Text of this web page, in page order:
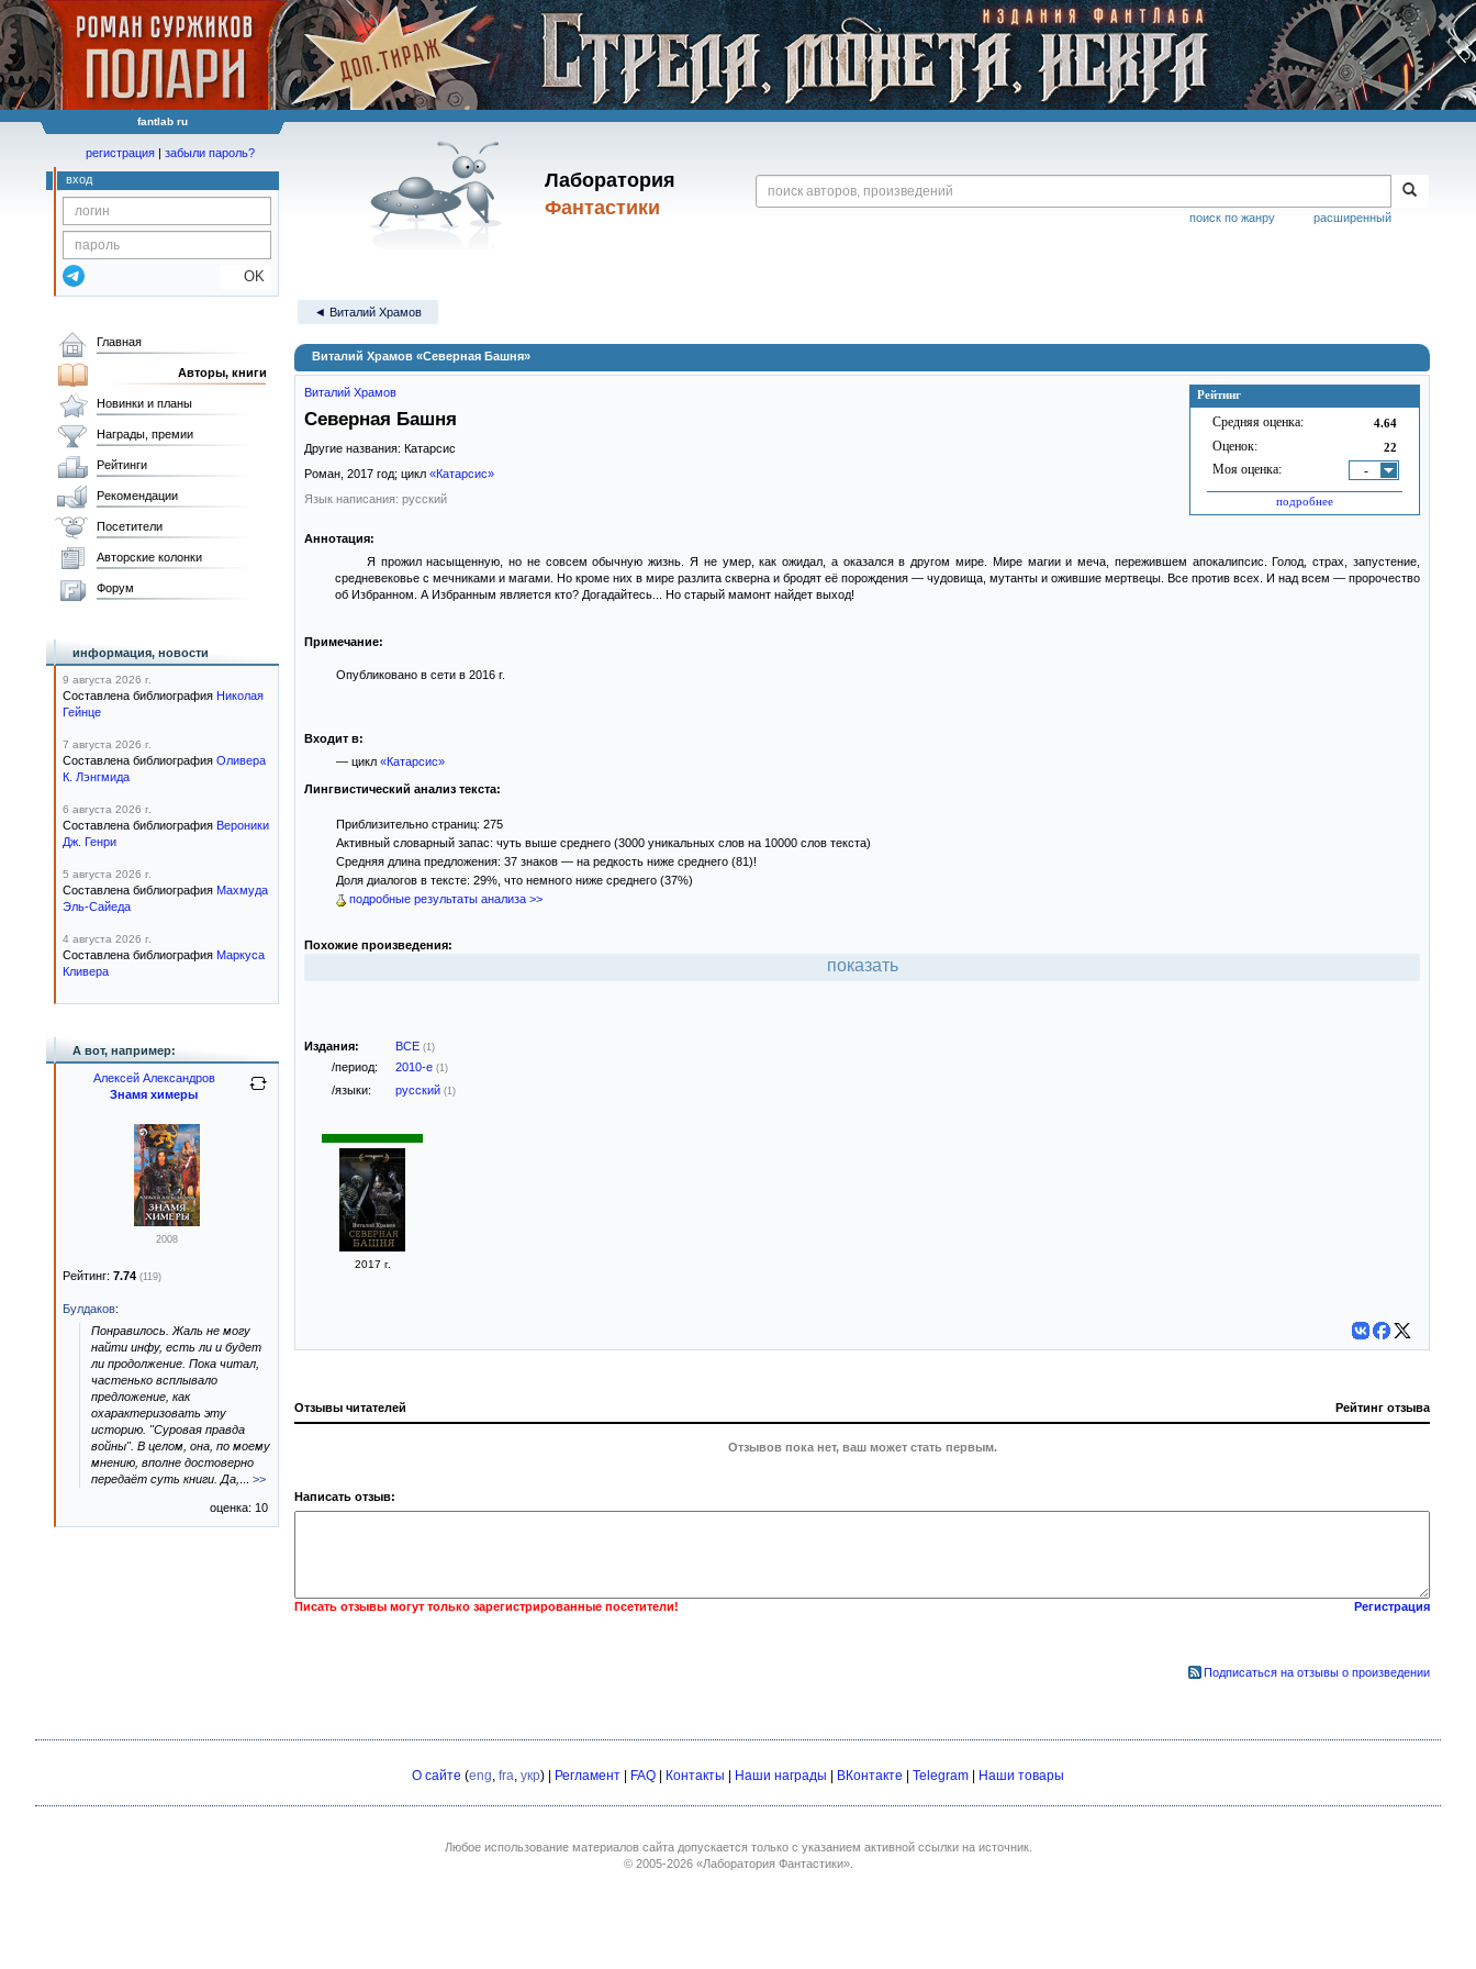
fantlab ru
Лаборатория
Фантастики
расширенный
поиск по жанру
регистрация | забыли пароль?
вход
OK
◄ Виталий Храмов
Виталий Храмов «Северная Башня»
Рейтинг
Средняя оценка: 4.64
Оценок: 22
Моя оценка: -
подробнее
Виталий Храмов
Северная Башня
Другие названия: Катарсис
Роман, 2017 год; цикл «Катарсис»
Язык написания: русский
Аннотация:
Я прожил насыщенную, но не совсем обычную жизнь. Я не умер, как ожидал, а оказался в другом мире. Мире магии и меча, пережившем апокалипсис. Голод, страх, запустение,
средневековье с мечниками и магами. Но кроме них в мире разлита скверна и бродят её порождения — чудовища, мутанты и ожившие мертвецы. Все против всех. И над всем — пророчество
об Избранном. А Избранным является кто? Догадайтесь... Но старый мамонт найдет выход!
Примечание:
Опубликовано в сети в 2016 г.
Входит в:
— цикл «Катарсис»
Лингвистический анализ текста:
Приблизительно страниц: 275
Активный словарный запас: чуть выше среднего (3000 уникальных слов на 10000 слов текста)
Средняя длина предложения: 37 знаков — на редкость ниже среднего (81)!
Доля диалогов в тексте: 29%, что немного ниже среднего (37%)
подробные результаты анализа >>
Похожие произведения:
показать
Издания: ВСЕ (1)
/период: 2010-е (1)
/языки: русский (1)
2017 г.
Отзывы читателей Рейтинг отзыва
Отзывов пока нет, ваш может стать первым.
Написать отзыв:
Писать отзывы могут только зарегистрированные посетители! Регистрация
Подписаться на отзывы о произведении
Главная
Авторы, книги
Новинки и планы
Награды, премии
Рейтинги
Рекомендации
Посетители
Авторские колонки
Форум
информация, новости
9 августа 2026 г.
Составлена библиография Николая
Гейнце
7 августа 2026 г.
Составлена библиография Оливера
К. Лэнгмида
6 августа 2026 г.
Составлена библиография Вероники
Дж. Генри
5 августа 2026 г.
Составлена библиография Махмуда
Эль-Сайеда
4 августа 2026 г.
Составлена библиография Маркуса
Кливера
А вот, например:
Алексей Александров
Знамя химеры
2008
Рейтинг: 7.74 (119)
Булдаков:
Понравилось. Жаль не могу
найти инфу, есть ли и будет
ли продолжение. Пока читал,
частенько всплывало
предложение, как
охарактеризовать эту
историю. "Суровая правда
войны". В целом, она, по моему
мнению, вполне достоверно
передаёт суть книги. Да,
>>
оценка: 10
О сайте (eng fra укр) | Регламент | FAQ | Контакты | Наши награды | ВКонтакте | Telegram | Наши товары
Любое использование материалов сайта допускается только с указанием активной ссылки на источник.
© 2005-2026 «Лаборатория Фантастики».